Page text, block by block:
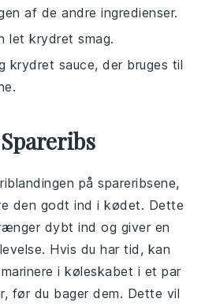
af de andre ingredienser.
let krydret smag.
krydret sauce, der bruges til
påspareribsene,
den godt ind i kødet. Dette
dybt ind og giver en
Hvis du har tid, kan
marinere i køleskabet i et par
før du bager dem. Dette vil